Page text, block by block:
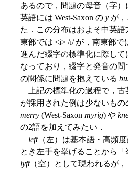
あるので，問題の母音（字
英語には West-Saxon の y が
た．この分布はおよそ中英
東部では <i> /ɪ/ が，南東部
進んだ綴字の標準化に際し
なっており，綴字と発音の
の関係に問題を抱えている
上記の標準化の過程で，古
が採用された例は少ないもの
merry (West-Saxon myrig) や
の2語を加えてみたい．
left（左）は基本語・高頻
とき左手を挙げることから
lyft（空）として現われるが